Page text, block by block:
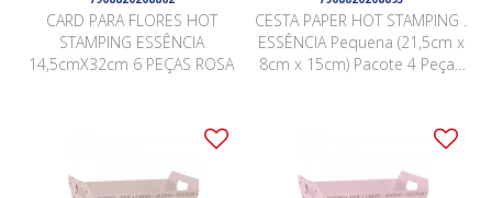
CARD PARA FLORES HOT
STAMPING ESSÊNCIA
14,5cmX32cm 6 PEÇAS ROSA
CESTA PAPER HOT STAMPING .
ESSÊNCIA Pequena (21,5cm x
8cm x 15cm) Pacote 4 Peças